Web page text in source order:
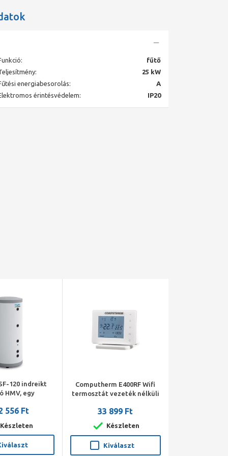
fűtő
25 kW
energiabesorolás:
A
érintésvédelem:
IP20
120 indreikt
HMV, egy
556 Ft
Készleten
Computherm E400RF Wifi
termosztát vezeték nélküli
33 899 Ft
Készleten
Kiválaszt